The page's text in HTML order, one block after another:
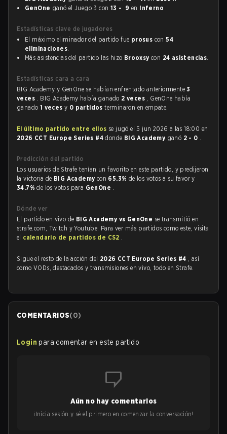
GenOne ganó el Juego 3 con 13 - 9 en Inferno
Estadísticas clave de jugadores
El máximo eliminador del partido fue prosus con54
eliminaciones.
Más asistencias del partido las hizo Brooxsy con 24 asistencias.
Estadísticas cara a cara
BIG Academy y GenOne se habían enfrentado anteriormente3
veces . BIG Academy había ganado 2 veces , GenOne había
ganado 1 vecesy 0 partidosterminaron en empate.
El último partido entre ellos se jugó el 5 jun 2026 a las 18:00 en
2026 CCT Europe Series #4donde BIG Academy ganó 2 - 0 .
Predicción del partido
Los usuarios de Strafe tenían un favorito en este partido, y predijeron
la victoria de BIG Academy con 65.3% de los votos a su favor y
34.7%de los votos para GenOne .
Dónde ver
El partido en vivo de BIG Academy vs GenOne se transmitió en
strafe.com, Twitch y Youtube. Para ver más partidos como este, visita
el calendario de partidos de CS2 .
Sigue el resto de la acción del 2026 CCT Europe Series #4 , así
como VODs, destacados y transmisiones en vivo, todo en Strafe.
COMENTARIOS(0)
Login para comentar en este partido
Aún no hay comentarios
¡Inicia sesión y sé el primero en comenzar la conversación!